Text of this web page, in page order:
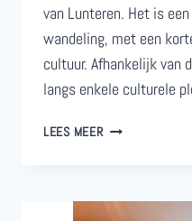
van Lunteren. Het is
wandeling, met een
cultuur. Afhankelijk van
langs enkele culturele
LEES MEERLENTEWANDELING